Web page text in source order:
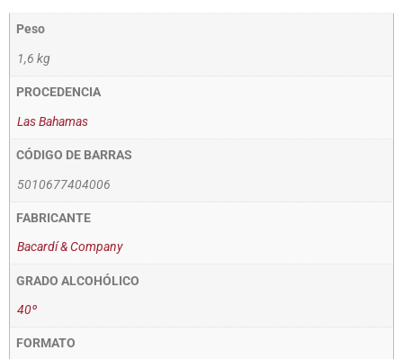
Peso
1,6 kg
PROCEDENCIA
Las Bahamas
CÓDIGO DE BARRAS
5010677404006
FABRICANTE
Bacardí & Company
GRADO ALCOHÓLICO
40º
FORMATO